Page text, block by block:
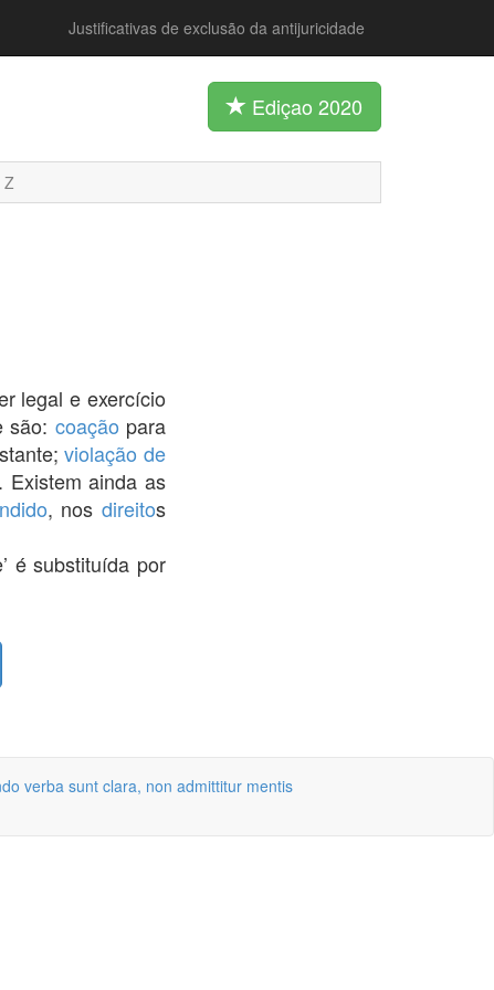
Justificativas de exclusão da antijuricidade
Ediçao 2020
Z
legal e exercício
são: coação para
violação de
ainda as
, nosdireitos
é substituída por
verba sunt clara, non admittitur mentis